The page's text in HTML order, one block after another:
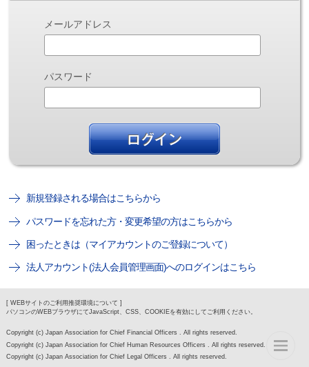
メールアドレス
パスワード
新規登録される場合はこちらから
パスワードを忘れた方・変更希望の方はこちらから
困ったときは（マイアカウントのご登録について）
法人アカウント(法人会員管理画面)へのログインはこちら
[ WEBサイトのご利用推奨環境について ]
パソコンのWEBブラウザにてJavaScript、CSS、COOKIEを有効にしてご利用ください。
Copyright (c) Japan Association for Chief Financial Officers . All rights reserved.
Copyright (c) Japan Association for Chief Human Resources Officers . All rights reserved.
Copyright (c) Japan Association for Chief Legal Officers . All rights reserved.